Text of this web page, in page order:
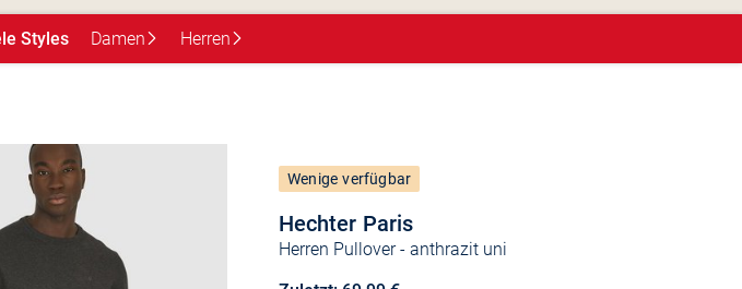
Styles Damen Herren
Hechter Paris
Herren Pullover- anthrazit uni
Wenige verfügbar